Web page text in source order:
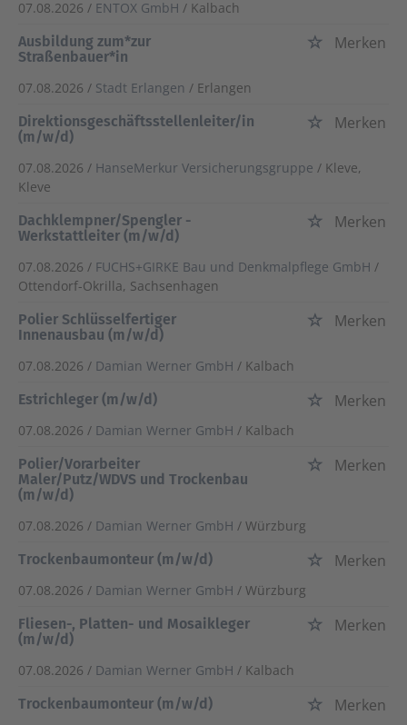
07.08.2026 / ENTOX GmbH / Kalbach
Ausbildung zum*zur
Straßenbauer*in
Merken
07.08.2026 / Stadt Erlangen / Erlangen
Direktionsgeschäftsstellenleiter/in
(m/w/d)
Merken
07.08.2026 / HanseMerkur Versicherungsgruppe / Kleve,
Kleve
Dachklempner/Spengler -
Werkstattleiter (m/w/d)
Merken
07.08.2026 / FUCHS+GIRKE Bau und Denkmalpflege GmbH /
Ottendorf-Okrilla, Sachsenhagen
Polier Schlüsselfertiger
Innenausbau (m/w/d)
Merken
07.08.2026 / Damian Werner GmbH / Kalbach
Estrichleger (m/w/d)
Merken
07.08.2026 / Damian Werner GmbH / Kalbach
Polier/Vorarbeiter
Maler/Putz/WDVS und Trockenbau
(m/w/d)
Merken
07.08.2026 / Damian Werner GmbH / Würzburg
Trockenbaumonteur (m/w/d)
Merken
07.08.2026 / Damian Werner GmbH / Würzburg
Fliesen-, Platten- und Mosaikleger
(m/w/d)
Merken
07.08.2026 / Damian Werner GmbH / Kalbach
Trockenbaumonteur (m/w/d)
Merken